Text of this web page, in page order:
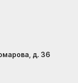
д. 36